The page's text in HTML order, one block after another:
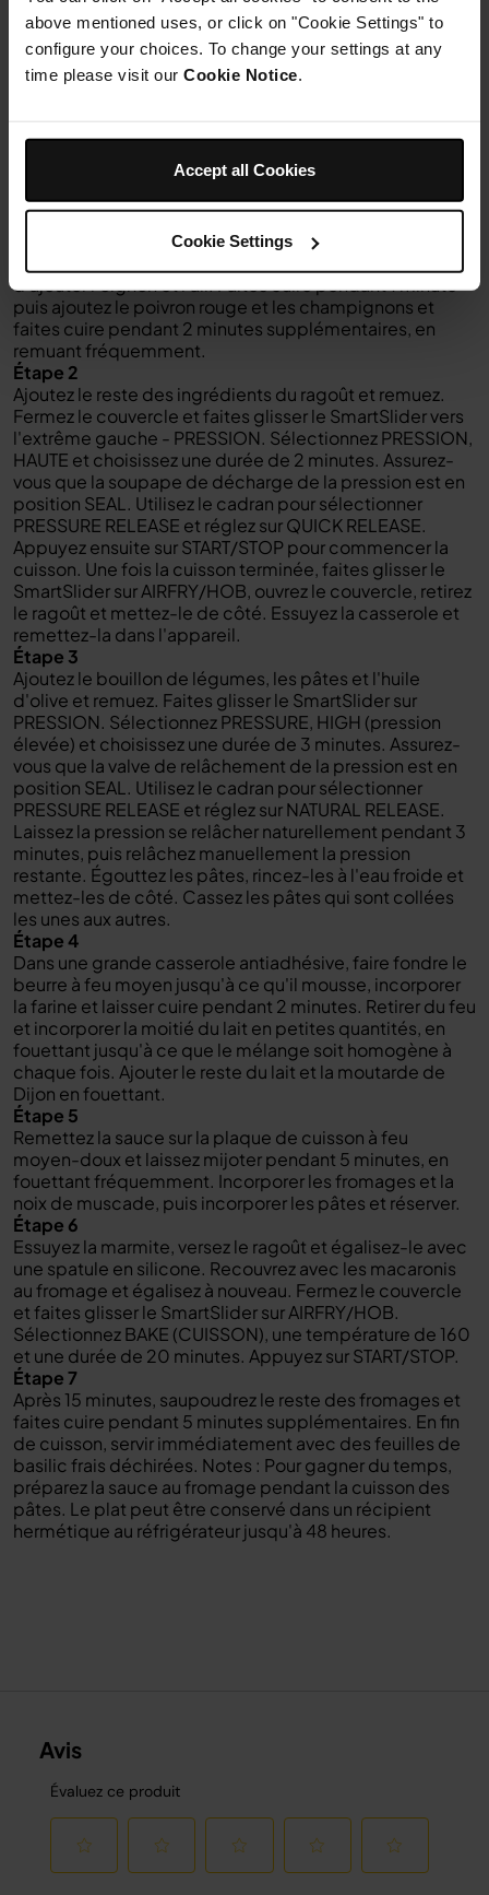
above mentioned uses, or click on "Cookie Settings" to
configure your choices. To change your settings at any
time please visit our Cookie Notice
Accept all Cookies
Cookie Settings
Étape 1
Sélectionnez SEAR/SAUTE, en réglant la température sur
d'ajouter l'oignon et l'ail. Faites cuire pendant 1 minute
puis ajoutez le poivron rouge et les champignons et
faites cuire pendant 2 minutes supplémentaires, en
remuant fréquemment.
Étape 2
Ajoutez le reste des ingrédients du ragoût et remuez.
Fermez le couvercle et faites glisser le SmartSlider vers
l'extrême gauche - PRESSION. Sélectionnez PRESSION,
HAUTE et choisissez une durée de 2 minutes. Assurez-
vous que la soupape de décharge de la pression est en
position SEAL. Utilisez le cadran pour sélectionner
PRESSURE RELEASE et réglez sur QUICK RELEASE.
Appuyez ensuite sur START/STOP pour commencer la
cuisson. Une fois la cuisson terminée, faites glisser le
SmartSlider sur AIRFRY/HOB, ouvrez le couvercle, retirez
le ragoût et mettez-le de côté. Essuyez la casserole et
remettez-la dans l'appareil.
Étape 3
Ajoutez le bouillon de légumes, les pâtes et l'huile
d'olive et remuez. Faites glisser le SmartSlider sur
PRESSION. Sélectionnez PRESSURE, HIGH (pression
élevée) et choisissez une durée de 3 minutes. Assurez-
vous que la valve de relâchement de la pression est en
position SEAL. Utilisez le cadran pour sélectionner
PRESSURE RELEASE et réglez sur NATURAL RELEASE.
Laissez la pression se relâcher naturellement pendant 3
minutes, puis relâchez manuellement la pression
restante. Égouttez les pâtes, rincez-les à l'eau froide et
mettez-les de côté. Cassez les pâtes qui sont collées
les unes aux autres.
Étape 4
Dans une grande casserole antiadhésive, faire fondre le
beurre à feu moyen jusqu'à ce qu'il mousse, incorporer
la farine et laisser cuire pendant 2 minutes. Retirer du feu
et incorporer la moitié du lait en petites quantités, en
fouettant jusqu'à ce que le mélange soit homogène à
chaque fois. Ajouter le reste du lait et la moutarde de
Dijon en fouettant.
Étape 5
Remettez la sauce sur la plaque de cuisson à feu
moyen-doux et laissez mijoter pendant 5 minutes, en
fouettant fréquemment. Incorporer les fromages et la
noix de muscade, puis incorporer les pâtes et réserver.
Étape 6
Essuyez la marmite, versez le ragoût et égalisez-le avec
une spatule en silicone. Recouvrez avec les macaronis
au fromage et égalisez à nouveau. Fermez le couvercle
et faites glisser le SmartSlider sur AIRFRY/HOB.
Sélectionnez BAKE (CUISSON), une température de 160
et une durée de 20 minutes. Appuyez sur START/STOP.
Étape 7
Après 15 minutes, saupoudrez le reste des fromages et
faites cuire pendant 5 minutes supplémentaires. En fin
de cuisson, servir immédiatement avec des feuilles de
basilic frais déchirées. Notes : Pour gagner du temps,
préparez la sauce au fromage pendant la cuisson des
pâtes. Le plat peut être conservé dans un récipient
hermétique au réfrigérateur jusqu'à 48 heures.